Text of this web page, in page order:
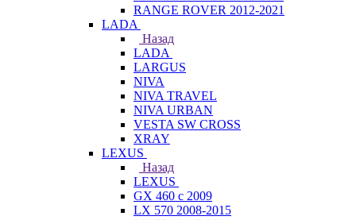
RANGE ROVER 2012-2021
LADA
Назад
LADA
LARGUS
NIVA
NIVA TRAVEL
NIVA URBAN
VESTA SW CROSS
XRAY
LEXUS
Назад
LEXUS
GX 460 с 2009
LX 570 2008-2015